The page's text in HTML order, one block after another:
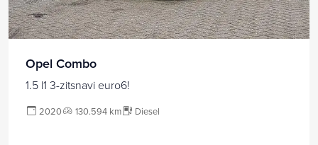
Opel Combo
1.5 l1 3-zitsnavi euro6!
2020 130.594 km Diesel